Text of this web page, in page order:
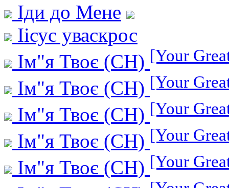
Іди до Мене
Іісус уваскрос
Ім"я Твоє (СН) [Your
Ім"я Твоє (СН) [Your
Ім"я Твоє (СН) [Your
Ім"я Твоє (СН) [Your
Ім"я Твоє (СН) [Your